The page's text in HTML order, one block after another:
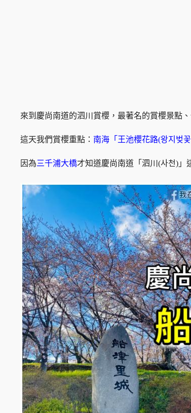
來到慶尚南道的泗川賞櫻，最著名的賞櫻景點
這天我們賞櫻重點： 南海「王池櫻花路(왕지벚꽃
因為三千浦大橋才知道慶尚南道「泗川(사천)」